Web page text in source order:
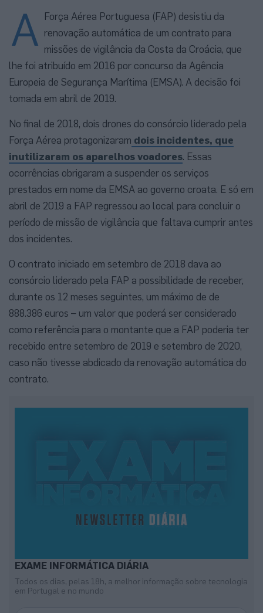
A Força Aérea Portuguesa (FAP) desistiu da
renovação automática de um contrato para
missões de vigilância da Costa da Croácia, que
lhe foi atribuído em 2016 por concurso da Agência
Europeia de Segurança Marítima (EMSA). A decisão foi
tomada em abril de 2019.
No final de 2018, dois drones do consórcio liderado pela
Força Aérea protagonizaram dois incidentes, que
inutilizaram os aparelhos voadores. Essas
ocorrências obrigaram a suspender os serviços
prestados em nome da EMSA ao governo croata. E só em
abril de 2019 a FAP regressou ao local para concluir o
período de missão de vigilância que faltava cumprir antes
dos incidentes.
O contrato iniciado em setembro de 2018 dava ao
consórcio liderado pela FAP a possibilidade de receber,
durante os 12 meses seguintes, um máximo de de
888.386 euros – um valor que poderá ser considerado
como referência para o montante que a FAP poderia ter
recebido entre setembro de 2019 e setembro de 2020,
caso não tivesse abdicado da renovação automática do
contrato.
EXAME INFORMÁTICA DIÁRIA
Todos os dias, pelas 18h, a melhor informação sobre tecnologia
em Portugal e no mundo